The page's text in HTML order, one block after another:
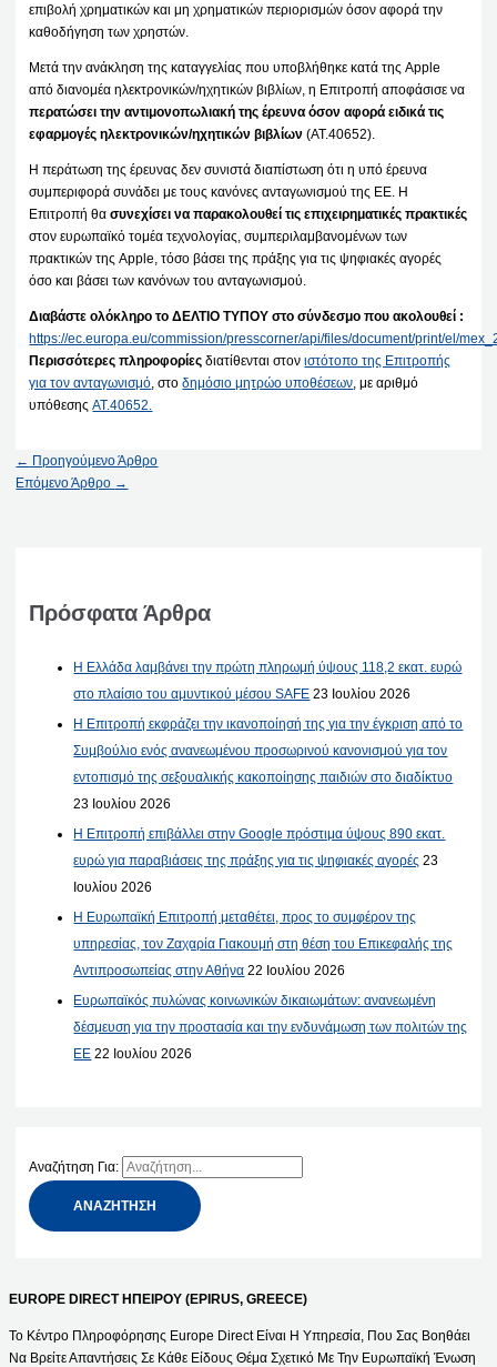
επιβολή χρηματικών και μη χρηματικών περιορισμών όσον αφορά την
καθοδήγηση των χρηστών.
Μετά την ανάκληση της καταγγελίας που υποβλήθηκε κατά της Apple
από διανομέα ηλεκτρονικών/ηχητικών βιβλίων, η Επιτροπή αποφάσισε να
περατώσει την αντιμονοπωλιακή της έρευνα όσον αφορά ειδικά τις
εφαρμογές ηλεκτρονικών/ηχητικών βιβλίων (AT.40652).
Η περάτωση της έρευνας δεν συνιστά διαπίστωση ότι η υπό έρευνα
συμπεριφορά συνάδει με τους κανόνες ανταγωνισμού της ΕΕ. Η
Επιτροπή θασυνεχίσει να παρακολουθεί τις επιχειρηματικές πρακτικές
στον ευρωπαϊκό τομέα τεχνολογίας, συμπεριλαμβανομένων των
πρακτικών της Apple, τόσο βάσει της πράξης για τις ψηφιακές αγορές
όσο και βάσει των κανόνων του ανταγωνισμού.
Διαβάστε ολόκληρο το ΔΕΛΤΙΟ ΤΥΠΟΥ στο σύνδεσμο που ακολουθεί :
https://ec.europa.eu/commission/presscorner/api/files/document/print/el/
Περισσότερες πληροφορίες διατίθενται στονιστότοπο της Επιτροπής
για τον ανταγωνισμό, στοδημόσιο μητρώο υποθέσεων, με αριθμό
υπόθεσηςAT.40652.
← Προηγούμενο Άρθρο
Επόμενο Άρθρο →
Πρόσφατα Άρθρα
Η Ελλάδα λαμβάνει την πρώτη πληρωμή ύψους 118,2 εκατ. ευρώ
στο πλαίσιο του αμυντικού μέσου SAFE 23 Ιουλίου 2026
Η Επιτροπή εκφράζει την ικανοποίησή της για την έγκριση από το
Συμβούλιο ενός ανανεωμένου προσωρινού κανονισμού για τον
εντοπισμό της σεξουαλικής κακοποίησης παιδιών στο διαδίκτυο
23 Ιουλίου 2026
Η Επιτροπή επιβάλλει στην Google πρόστιμα ύψους 890 εκατ.
ευρώ για παραβιάσεις της πράξης για τις ψηφιακές αγορές 23
Ιουλίου 2026
Η Ευρωπαϊκή Επιτροπή μεταθέτει, προς το συμφέρον της
υπηρεσίας, τον Ζαχαρία Γιακουμή στη θέση του Επικεφαλής της
Αντιπροσωπείας στην Αθήνα 22 Ιουλίου 2026
Ευρωπαϊκός πυλώνας κοινωνικών δικαιωμάτων: ανανεωμένη
δέσμευση για την προστασία και την ενδυνάμωση των πολιτών της
ΕΕ 22 Ιουλίου 2026
Αναζήτηση Για:
EUROPE DIRECT ΗΠΕΙΡΟΥ (EPIRUS, GREECE)
Το Κέντρο Πληροφόρησης Europe Direct Είναι Η Υπηρεσία, Που Σας Βοηθάει
Να Βρείτε Απαντήσεις Σε Κάθε Είδους Θέμα Σχετικό Με Την Ευρωπαϊκή Ένωση